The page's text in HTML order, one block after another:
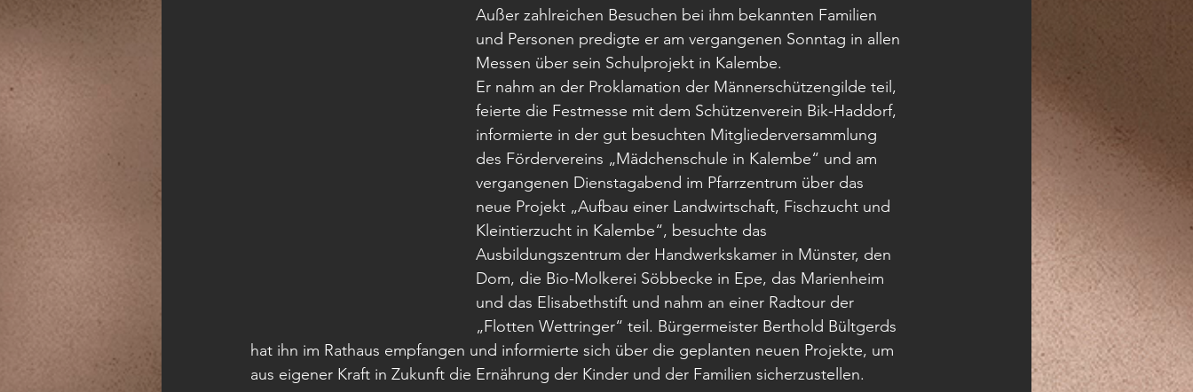
Außer zahlreichen Besuchen bei ihm bekannten Familien
und Personen predigte er am vergangenen Sonntag in allen
Messen über sein Schulprojekt in Kalembe.
Er nahm an der Proklamation der Männerschützengilde teil,
feierte die Festmesse mit dem Schützenverein Bik-Haddorf,
informierte in der gut besuchten Mitgliederversammlung
des Fördervereins „Mädchenschule in Kalembe“ und am
vergangenen Dienstagabend im Pfarrzentrum über das
neue Projekt „Aufbau einer Landwirtschaft, Fischzucht und
Kleintierzucht in Kalembe“, besuchte das
Ausbildungszentrum der Handwerkskamer in Münster, den
Dom, die Bio-Molkerei Söbbecke in Epe, das Marienheim
und das Elisabethstift und nahm an einer Radtour der
„Flotten Wettringer“ teil. Bürgermeister Berthold Bültgerds
hat ihn im Rathaus empfangen und informierte sich über die geplanten neuen Projekte, um
aus eigener Kraft in Zukunft die Ernährung der Kinder und der Familien sicherzustellen.